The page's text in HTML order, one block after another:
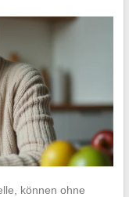
können ohne